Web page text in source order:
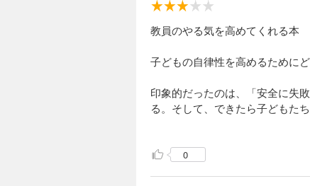
教員のやる気を高めてくれる本
子どもの自律性を高めるために
印象的だったのは、「安全に失
る。そして、できたら子どもた
0